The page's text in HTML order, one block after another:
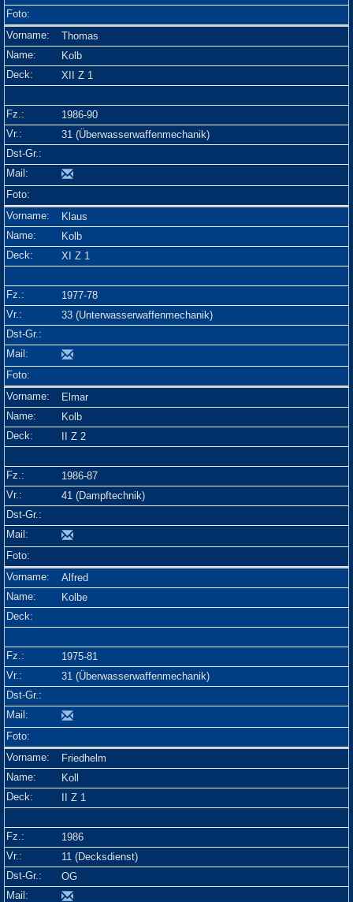
Thomas
Kolb
XII Z 1
1986-90
31 (Überwasserwaffenmechanik)
Klaus
Kolb
XI Z 1
1977-78
33 (Unterwasserwaffenmechanik)
Elmar
Kolb
II Z 2
1986-87
41 (Dampftechnik)
Alfred
Kolbe
1975-81
31 (Überwasserwaffenmechanik)
Friedhelm
Koll
II Z 1
1986
11 (Decksdienst)
OG